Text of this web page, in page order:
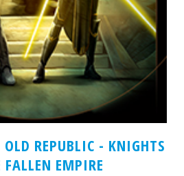
REPUBLIC - KNIGHTS
FALLEN EMPIRE